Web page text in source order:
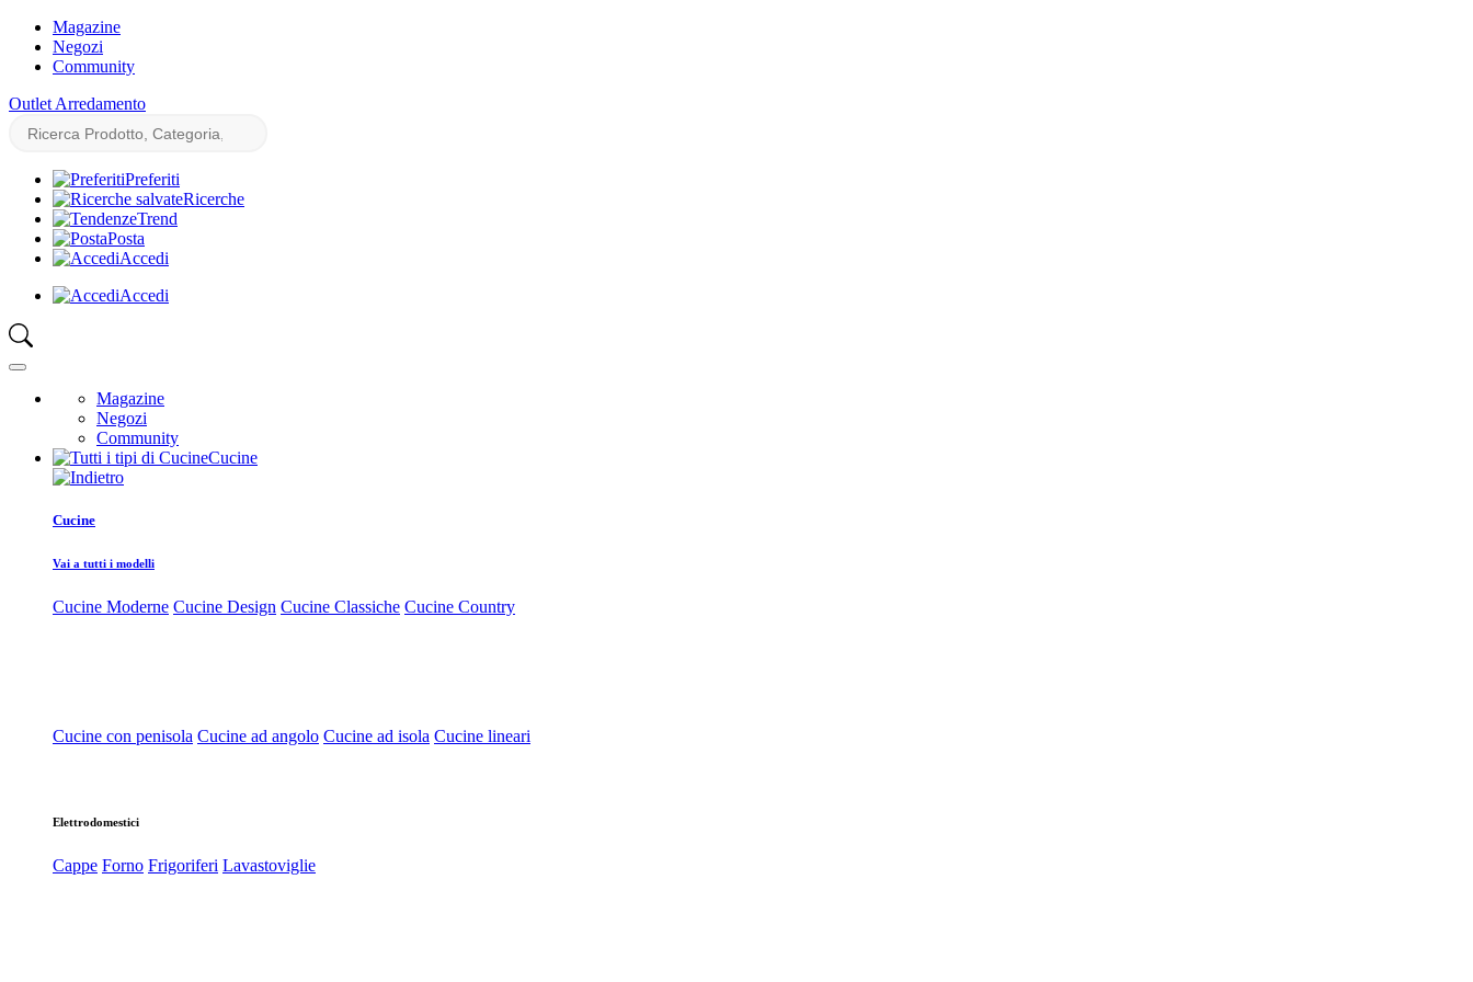
Magazine
Negozi
Community
Outlet Arredamento
Preferiti
Ricerche
Trend
Posta
Accedi
Accedi
Magazine
Negozi
Community
Cucine
Cucine
Vai a tutti i modelli
Cucine Moderne Cucine Design Cucine Classiche Cucine Country
Cucine con penisola Cucine ad angolo Cucine ad isola Cucine lineari
Elettrodomestici
Cappe Forno Frigoriferi Lavastoviglie